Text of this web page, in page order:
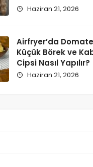
Kaybolan Kate
Doğurdu
Haziran 21, 2026
Airfryer’da
Küçük Börek ve
Cipsi Nasıl Yapılır?
Haziran 21, 2026